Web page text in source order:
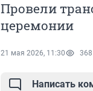
Провели
церемонии
21 мая 2026, 11:30 368
Написать